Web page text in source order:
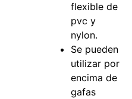
flexible de
pvc y
nylon.
Se pueden
utilizar por
encima de
gafas